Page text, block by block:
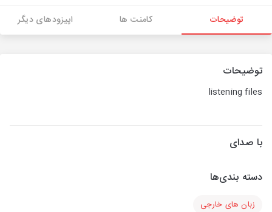
توضیحات کامنت ها اپیزودهای دیگر
توضیحات
listening files
با صدای
دسته بندی‌ها
زبان های خارجی